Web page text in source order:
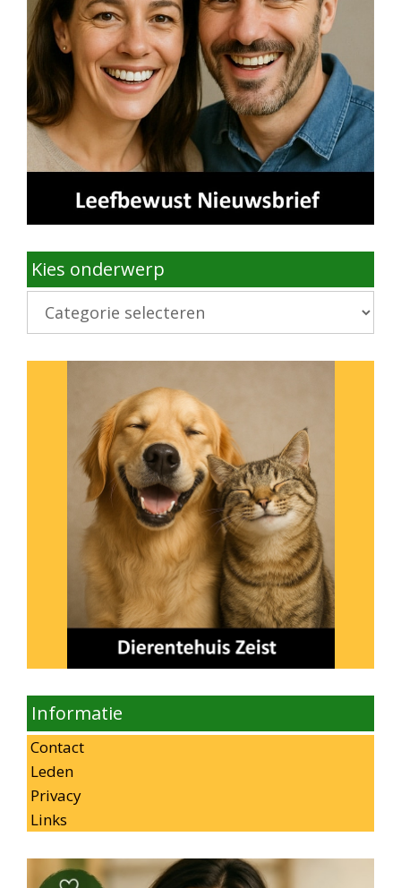
Kies onderwerp
Kies
onderwerp
Informatie
Contact
Leden
Privacy
Links